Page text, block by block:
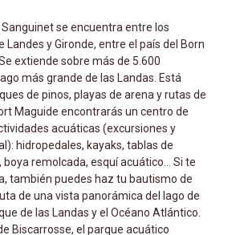
y Gironde, entre el país del Born
extiende sobre más de 5.600
más grande de las Landas. Est
de pinos, playas de arena y rutas de
Maguide encontrarás un centro de
acuáticas (excursiones y
hidropedales, kayaks, tablas de
remolcada, esquí acuático... Si te
también puedes haz tu bautismo de
de una vista panorámica del lago de
de las Landas y el Océano Atlántico.
Biscarrosse, el parque acuático